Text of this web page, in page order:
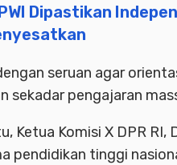
Dipastikan
seruan agar
sekadar pengajaran
Ketua Komisi X DPR
pendidikan tinggi